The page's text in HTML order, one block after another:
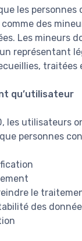
les personnes
des
Les mineurs
représentant
traitées
qu’utilisateur
les utilisateurs
personnes
le
des